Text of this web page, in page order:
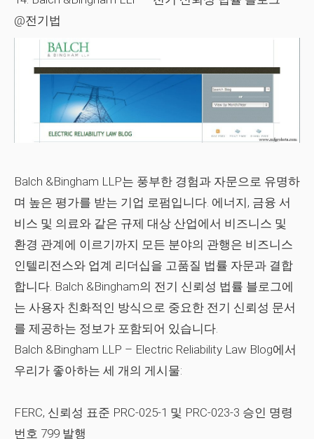
@전기법
Balch &Bingham LLP는 풍부한 경험과 자문으로 유명하
며 높은 평가를 받는 기업 로펌입니다. 에너지, 금융 서
비스 및 의료와 같은 규제 대상 산업에서 비즈니스 및
환경 관계에 이르기까지 모든 분야의 관행은 비즈니스
인텔리전스와 업계 리더십을 고품질 법률 자문과 결합
합니다. Balch &Bingham의 전기 신뢰성 법률 블로그에
는 사용자 친화적인 방식으로 중요한 전기 신뢰성 문서
를 제공하는 정보가 포함되어 있습니다.
Balch &Bingham LLP – Electric Reliability Law Blog에서
우리가 좋아하는 세 개의 게시물:
FERC, 신뢰성 표준 PRC-025-1 및 PRC-023-3 승인 명령
번호 799 발행